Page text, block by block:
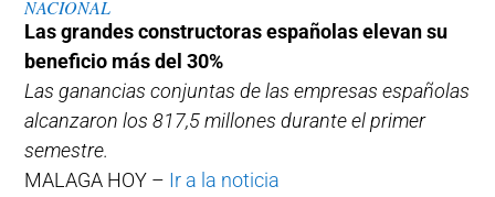
NACIONAL
Las grandes constructoras españolas elevan su
beneficio más del 30%
Las ganancias conjuntas de las empresas españolas
alcanzaron los 817,5 millones durante el primer
semestre.
MALAGA HOY – Ir a la noticia